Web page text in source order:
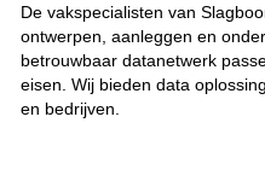
De vakspecialisten van
ontwerpen, aanleggen en
betrouwbaar datanetwerk
eisen. Wij bieden data
en bedrijven.